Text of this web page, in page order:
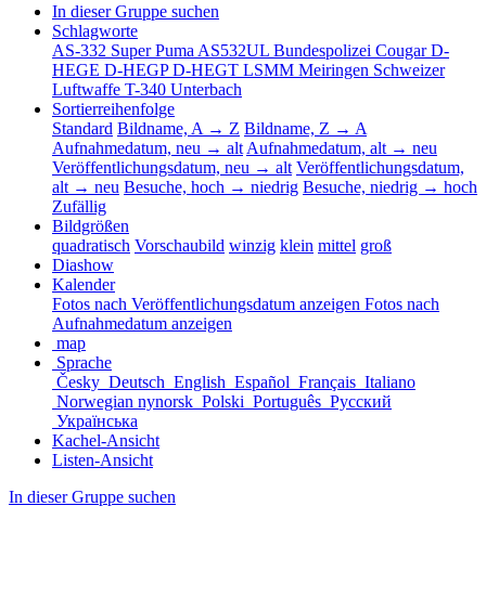
In dieser Gruppe suchen
Schlagworte
AS-332 Super Puma AS532UL Bundespolizei CougarD-
HEGE D-HEGPD-HEGT LSMM Meiringen Schweizer
Luftwaffe T-340 Unterbach
Sortierreihenfolge
Standard Bildname, A → Z Bildname, Z → A
Aufnahmedatum, neu → alt Aufnahmedatum, alt → neu
Veröffentlichungsdatum, neu → alt Veröffentlichungsdatum,
alt → neu Besuche, hoch → niedrig Besuche, niedrig → hoch
Zufällig
Bildgrößen
quadratisch Vorschaubild winzig klein mittel groß
Diashow
Kalender
Fotos nach Veröffentlichungsdatum anzeigen Fotos nach
Aufnahmedatum anzeigen
map
Sprache
Česky Deutsch English Español Français Italiano
Norwegian nynorsk Polski Português Русский
Українська
Kachel-Ansicht
Listen-Ansicht
In dieser Gruppe suchen